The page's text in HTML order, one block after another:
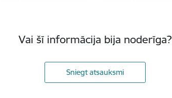
Vai šī informācija bija noderīga?
Sniegt atsauksmi